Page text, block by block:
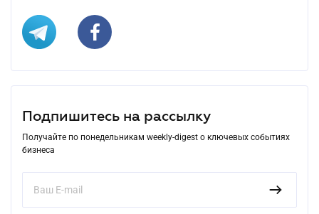
Подпишитесь на рассылку
Получайте по понедельникам weekly-digest о ключевых событиях
бизнеса